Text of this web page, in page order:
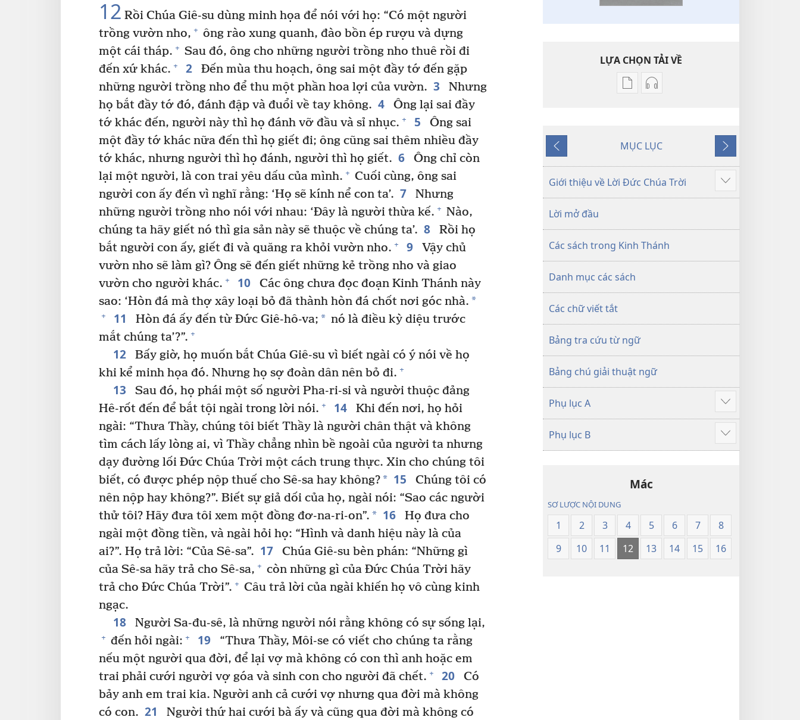
12 Rồi Chúa Giê-su dùng minh họa để nói với họ: “Có một người
trồng vườn nho, + ông rào xung quanh, đào bồn ép rượu và dựng
một cái tháp. + Sau đó, ông cho những người trồng nho thuê rồi đi
đến xứ khác. + 2
Đến mùa thu hoạch, ông sai một đầy tớ đến gặp
những người trồng nho để thu một phần hoa lợi của vườn. 3
Nhưng
họ bắt đầy tớ đó, đánh đập và đuổi về tay không. 4
Ông lại sai đầy
tớ khác đến, người này thì họ đánh vỡ đầu và sỉ nhục. + 5
Ông sai
một đầy tớ khác nữa đến thì họ giết đi; ông cũng sai thêm nhiều đầy
tớ khác, nhưng người thì họ đánh, người thì họ giết. 6
Ông chỉ còn
lại một người, là con trai yêu dấu của mình. + Cuối cùng, ông sai
người con ấy đến vì nghĩ rằng: ‘Họ sẽ kính nể con ta’. 7
Nhưng
những người trồng nho nói với nhau: ‘Đây là người thừa kế. + Nào,
chúng ta hãy giết nó thì gia sản này sẽ thuộc về chúng ta’. 8
Rồi họ
bắt người con ấy, giết đi và quăng ra khỏi vườn nho. + 9
Vậy chủ
vườn nho sẽ làm gì? Ông sẽ đến giết những kẻ trồng nho và giao
vườn cho người khác. + 10
Các ông chưa đọc đoạn Kinh Thánh này
sao: ‘Hòn đá mà thợ xây loại bỏ đã thành hòn đá chốt nơi góc nhà. *
+ 11 Hòn đá ấy đến từ Đức Giê-hô-va; * nó là điều kỳ diệu trước
mắt chúng ta’?”. +
12
Bấy giờ, họ muốn bắt Chúa Giê-su vì biết ngài có ý nói về họ
khi kể minh họa đó. Nhưng họ sợ đoàn dân nên bỏ đi. +
13
Sau đó, họ phái một số người Pha-ri-si và người thuộc đảng
Hê-rốt đến để bắt tội ngài trong lời nói. + 14
Khi đến nơi, họ hỏi
ngài: “Thưa Thầy, chúng tôi biết Thầy là người chân thật và không
tìm cách lấy lòng ai, vì Thầy chẳng nhìn bề ngoài của người ta nhưng
dạy đường lối Đức Chúa Trời một cách trung thực. Xin cho chúng tôi
biết, có được phép nộp thuế cho Sê-sa hay không?* 15
Chúng tôi có
nên nộp hay không?”. Biết sự giả dối của họ, ngài nói: “Sao các người
thử tôi? Hãy đưa tôi xem một đồng đơ-na-ri-on”. * 16
Họ đưa cho
ngài một đồng tiền, và ngài hỏi họ: “Hình và danh hiệu này là của
ai?”. Họ trả lời: “Của Sê-sa”. 17
Chúa Giê-su bèn phán: “Những gì
của Sê-sa hãy trả cho Sê-sa, + còn những gì của Đức Chúa Trời hãy
trả cho Đức Chúa Trời”. + Câu trả lời của ngài khiến họ vô cùng kinh
ngạc.
18 Người Sa-đu-sê, là những người nói rằng không có sự sống lại,
+ đến hỏi ngài: + 19
“Thưa Thầy, Môi-se có viết cho chúng ta rằng
nếu một người qua đời, để lại vợ mà không có con thì anh hoặc em
trai phải cưới người vợ góa và sinh con cho người đã chết. + 20
Có
bảy anh em trai kia. Người anh cả cưới vợ nhưng qua đời mà không
có con. 21
Người thứ hai cưới bà ấy và cũng qua đời mà không có
LỰA CHỌN TẢI VỀ
Tùy
các
liệu
điện
Thánh
—
Bản
dịch
Thế
Tùy
các
thu
âm
—
Bản
dịch
Giới
Trước
MỤC LỤC
Tiếp
theo
Giới thiệu về Lời Đức Chúa Trời
Hiển
thị
Lời mở đầu
Các sách trong Kinh Thánh
Danh mục các sách
Các chữ viết tắt
Bảng tra cứu từ ngữ
Bảng chú giải thuật ngữ
Phụ lục A
Hiển
thị
thêm
Phụ lục B
Hiển
thị
Mác
SƠ LƯỢC NỘI DUNG
1 2 3 4 5 6 7
8
9
10 11 12 13 14 15 16